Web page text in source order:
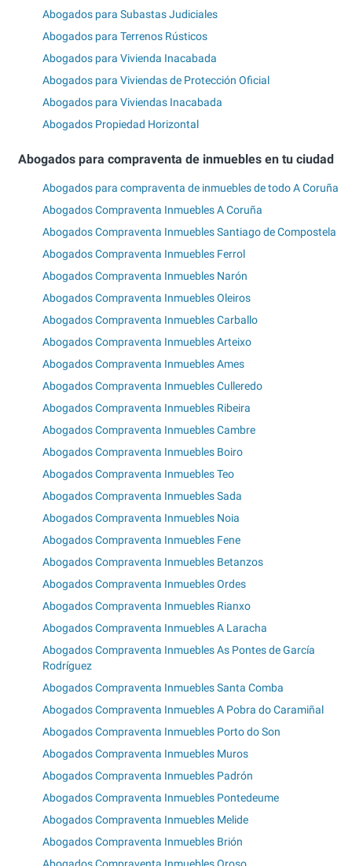
Abogados para Subastas Judiciales
Abogados para Terrenos Rústicos
Abogados para Vivienda Inacabada
Abogados para Viviendas de Protección Oficial
Abogados para Viviendas Inacabada
Abogados Propiedad Horizontal
Abogados para compraventa de inmuebles en tu ciudad
Abogados para compraventa de inmuebles de todo A Coruña
Abogados Compraventa Inmuebles A Coruña
Abogados Compraventa Inmuebles Santiago de Compostela
Abogados Compraventa Inmuebles Ferrol
Abogados Compraventa Inmuebles Narón
Abogados Compraventa Inmuebles Oleiros
Abogados Compraventa Inmuebles Carballo
Abogados Compraventa Inmuebles Arteixo
Abogados Compraventa Inmuebles Ames
Abogados Compraventa Inmuebles Culleredo
Abogados Compraventa Inmuebles Ribeira
Abogados Compraventa Inmuebles Cambre
Abogados Compraventa Inmuebles Boiro
Abogados Compraventa Inmuebles Teo
Abogados Compraventa Inmuebles Sada
Abogados Compraventa Inmuebles Noia
Abogados Compraventa Inmuebles Fene
Abogados Compraventa Inmuebles Betanzos
Abogados Compraventa Inmuebles Ordes
Abogados Compraventa Inmuebles Rianxo
Abogados Compraventa Inmuebles A Laracha
Abogados Compraventa Inmuebles As Pontes de García
Rodríguez
Abogados Compraventa Inmuebles Santa Comba
Abogados Compraventa Inmuebles A Pobra do Caramiñal
Abogados Compraventa Inmuebles Porto do Son
Abogados Compraventa Inmuebles Muros
Abogados Compraventa Inmuebles Padrón
Abogados Compraventa Inmuebles Pontedeume
Abogados Compraventa Inmuebles Melide
Abogados Compraventa Inmuebles Brión